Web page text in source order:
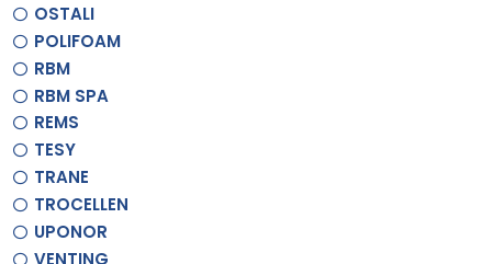
OSTALI
POLIFOAM
RBM
RBM SPA
REMS
TESY
TRANE
TROCELLEN
UPONOR
VENTING